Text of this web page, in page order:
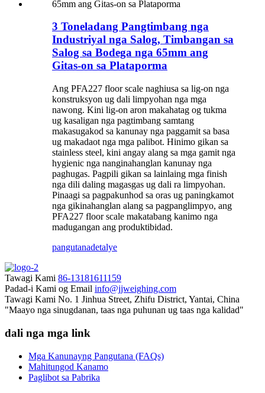
3 Toneladang Pangtimbang nga
Industriyal nga Salog, Timbangan sa
Salog sa Bodega nga 65mm ang
Gitas-on sa Plataporma
Ang PFA227 floor scale naghiusa sa lig-on nga
konstruksyon ug dali limpyohan nga mga
nawong. Kini lig-on aron makahatag og tukma
ug kasaligan nga pagtimbang samtang
makasugakod sa kanunay nga paggamit sa basa
ug makadaot nga mga palibot. Hinimo gikan sa
stainless steel, kini angay alang sa mga gamit nga
hygienic nga nanginahanglan kanunay nga
paghugas. Pagpili gikan sa lainlaing mga finish
nga dili daling magasgas ug dali ra limpyohan.
Pinaagi sa pagpakunhod sa oras ug paningkamot
nga gikinahanglan alang sa pagpanglimpyo, ang
PFA227 floor scale makatabang kanimo nga
madugangan ang produktibidad.
pangutanadetalye
Tawagi Kami 86-13181611159
Padad-i Kami og Email info@jjweighing.com
Tawagi Kami No. 1 Jinhua Street, Zhifu District, Yantai, China
"Maayo nga sinugdanan, taas nga puhunan ug taas nga kalidad"
dali nga mga link
Mga Kanunayng Pangutana (FAQs)
Mahitungod Kanamo
Paglibot sa Pabrika